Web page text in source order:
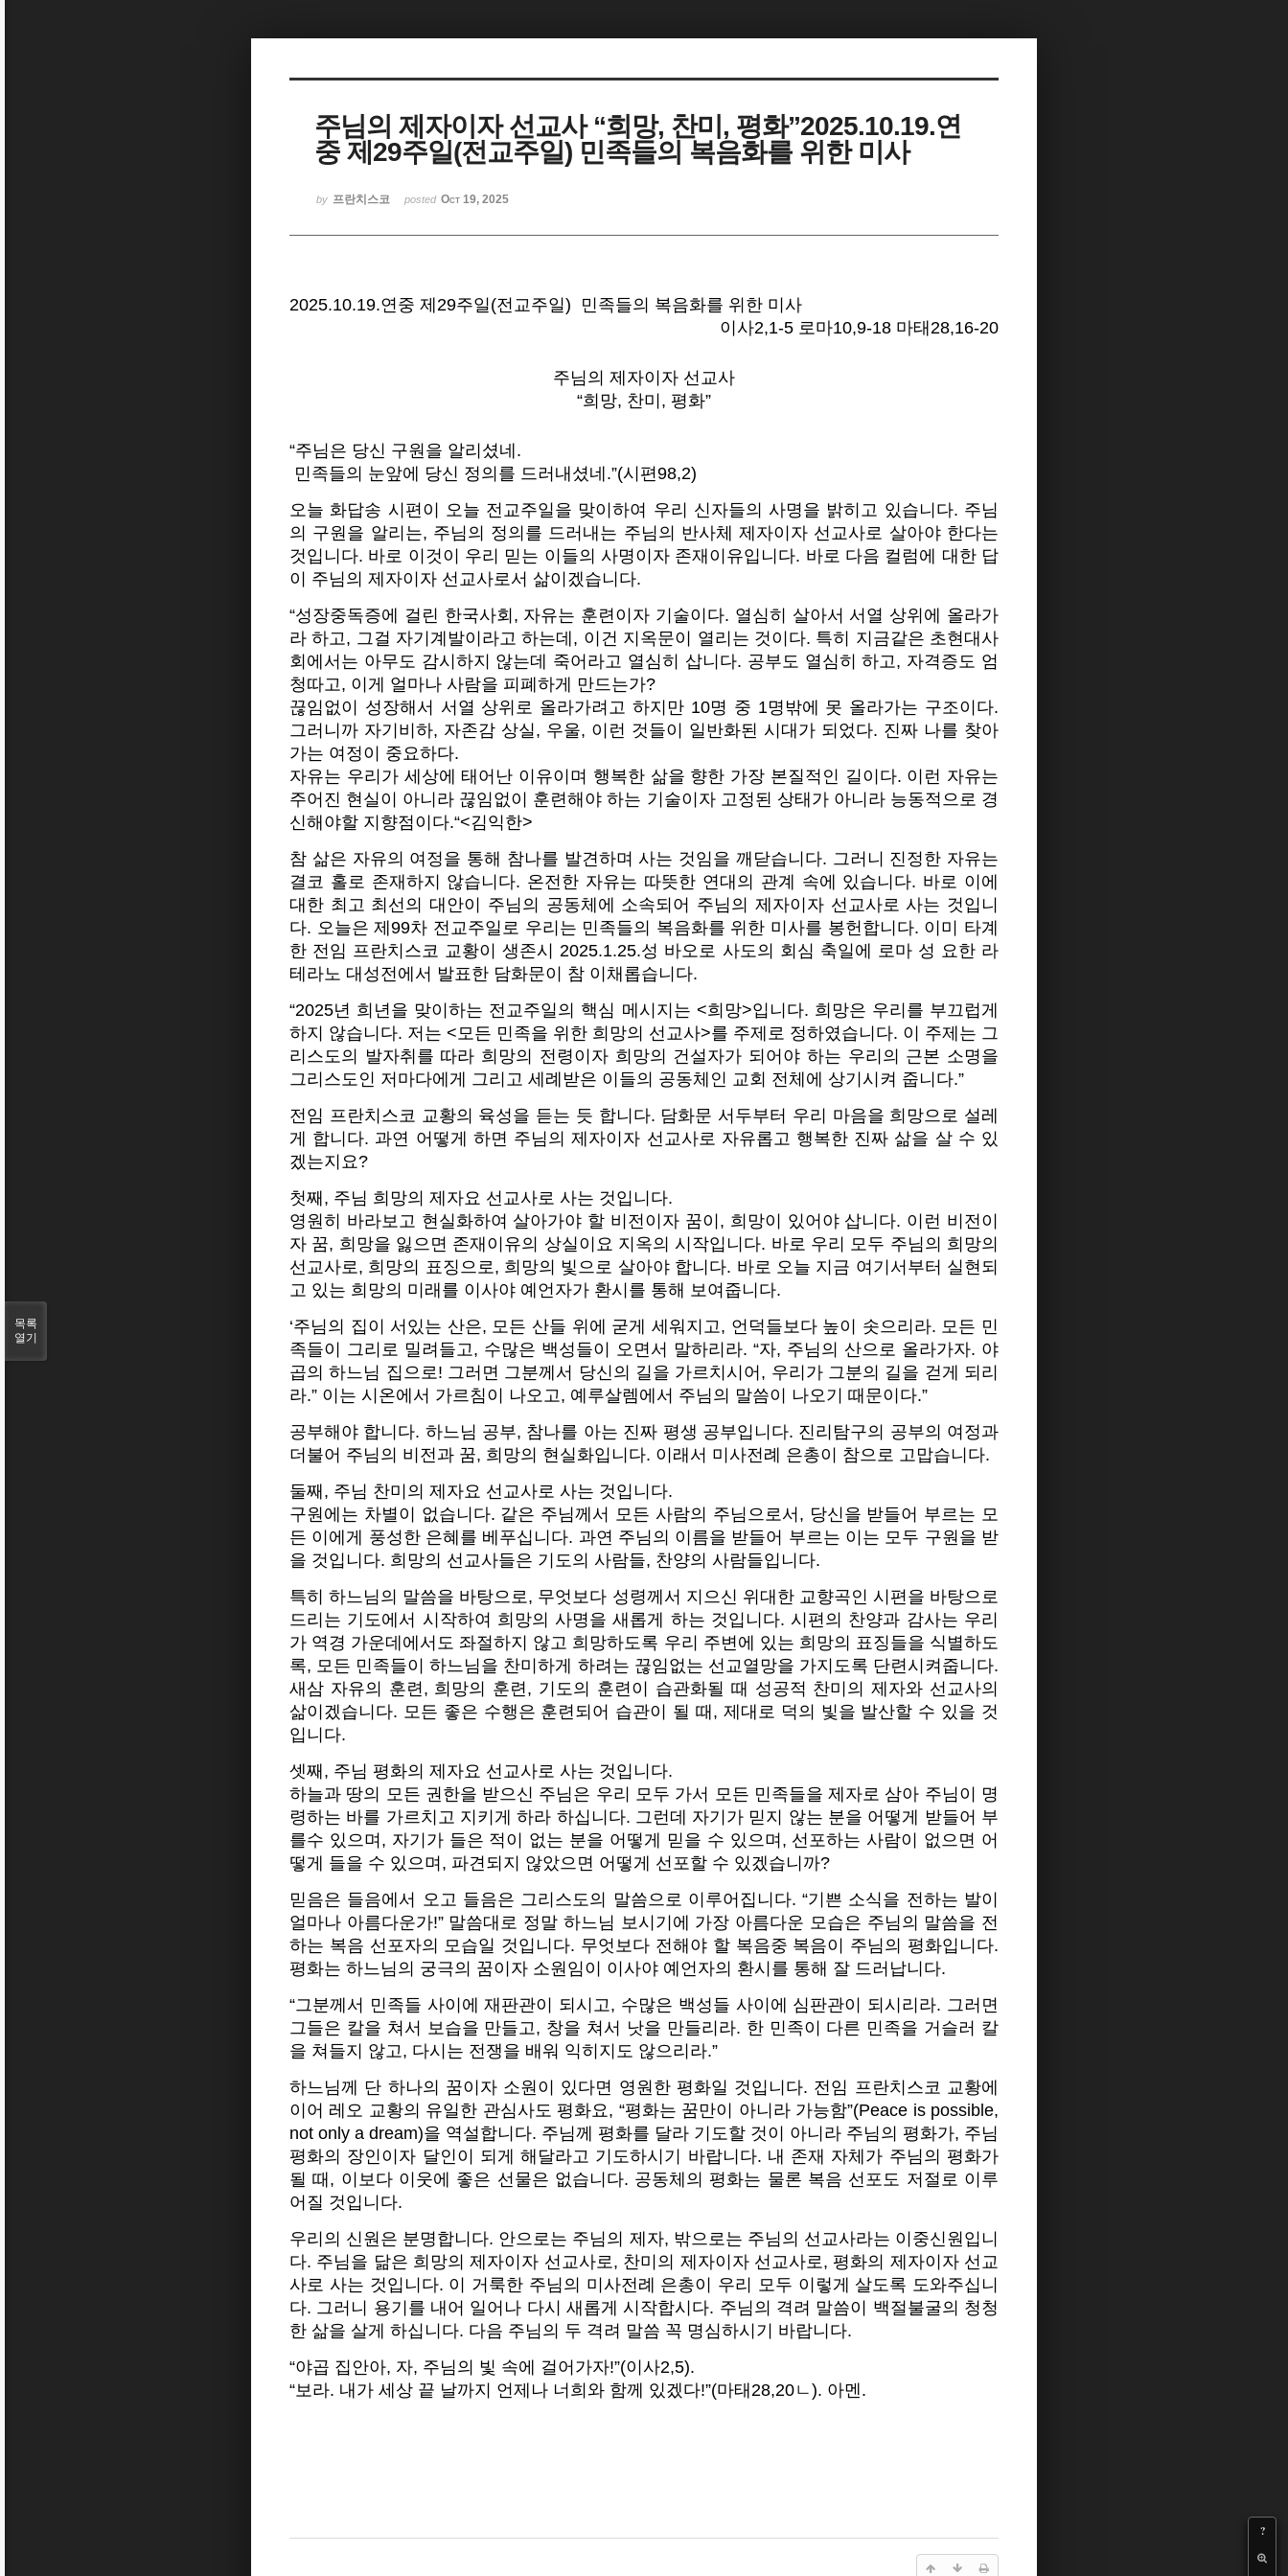
주님의 제자이자 선교사 “희망, 찬미, 평화”2025.10.19.연
중 제29주일(전교주일) 민족들의 복음화를 위한 미사
by 프란치스코 posted Oct 19, 2025
?
2025.10.19.연중 제29주일(전교주일)
민족들의 복음화를 위한 미사
이사2,1-5 로마10,9-18 마태28,16-20
주님의 제자이자 선교사
“희망, 찬미, 평화”
“주님은 당신 구원을 알리셨네.
민족들의 눈앞에 당신 정의를 드러내셨네.”(시편98,2)
오늘 화답송 시편이 오늘 전교주일을 맞이하여 우리 신자들의 사명을 밝히고 있습니다. 주님
의 구원을 알리는, 주님의 정의를 드러내는 주님의 반사체 제자이자 선교사로 살아야 한다는
것입니다. 바로 이것이 우리 믿는 이들의 사명이자 존재이유입니다. 바로 다음 컬럼에 대한 답
이 주님의 제자이자 선교사로서 삶이겠습니다.
“성장중독증에 걸린 한국사회, 자유는 훈련이자 기술이다. 열심히 살아서 서열 상위에 올라가
라 하고, 그걸 자기계발이라고 하는데, 이건 지옥문이 열리는 것이다. 특히 지금같은 초현대사
회에서는 아무도 감시하지 않는데 죽어라고 열심히 삽니다. 공부도 열심히 하고, 자격증도 엄
청따고, 이게 얼마나 사람을 피폐하게 만드는가?
끊임없이 성장해서 서열 상위로 올라가려고 하지만 10명 중 1명밖에 못 올라가는 구조이다.
그러니까 자기비하, 자존감 상실, 우울, 이런 것들이 일반화된 시대가 되었다. 진짜 나를 찾아
가는 여정이 중요하다.
자유는 우리가 세상에 태어난 이유이며 행복한 삶을 향한 가장 본질적인 길이다. 이런 자유는
주어진 현실이 아니라 끊임없이 훈련해야 하는 기술이자 고정된 상태가 아니라 능동적으로 경
신해야할 지향점이다.“<김익한>
참 삶은 자유의 여정을 통해 참나를 발견하며 사는 것임을 깨닫습니다. 그러니 진정한 자유는
결코 홀로 존재하지 않습니다. 온전한 자유는 따뜻한 연대의 관계 속에 있습니다. 바로 이에
대한 최고 최선의 대안이 주님의 공동체에 소속되어 주님의 제자이자 선교사로 사는 것입니
다. 오늘은 제99차 전교주일로 우리는 민족들의 복음화를 위한 미사를 봉헌합니다. 이미 타계
한 전임 프란치스코 교황이 생존시 2025.1.25.성 바오로 사도의 회심 축일에 로마 성 요한 라
테라노 대성전에서 발표한 담화문이 참 이채롭습니다.
“2025년 희년을 맞이하는 전교주일의 핵심 메시지는 <희망>입니다. 희망은 우리를 부끄럽게
하지 않습니다. 저는 <모든 민족을 위한 희망의 선교사>를 주제로 정하였습니다. 이 주제는 그
리스도의 발자취를 따라 희망의 전령이자 희망의 건설자가 되어야 하는 우리의 근본 소명을
그리스도인 저마다에게 그리고 세례받은 이들의 공동체인 교회 전체에 상기시켜 줍니다.”
전임 프란치스코 교황의 육성을 듣는 듯 합니다. 담화문 서두부터 우리 마음을 희망으로 설레
게 합니다. 과연 어떻게 하면 주님의 제자이자 선교사로 자유롭고 행복한 진짜 삶을 살 수 있
겠는지요?
첫째, 주님 희망의 제자요 선교사로 사는 것입니다.
영원히 바라보고 현실화하여 살아가야 할 비전이자 꿈이, 희망이 있어야 삽니다. 이런 비전이
자 꿈, 희망을 잃으면 존재이유의 상실이요 지옥의 시작입니다. 바로 우리 모두 주님의 희망의
선교사로, 희망의 표징으로, 희망의 빛으로 살아야 합니다. 바로 오늘 지금 여기서부터 실현되
고 있는 희망의 미래를 이사야 예언자가 환시를 통해 보여줍니다.
‘주님의 집이 서있는 산은, 모든 산들 위에 굳게 세워지고, 언덕들보다 높이 솟으리라. 모든 민
족들이 그리로 밀려들고, 수많은 백성들이 오면서 말하리라. “자, 주님의 산으로 올라가자. 야
곱의 하느님 집으로! 그러면 그분께서 당신의 길을 가르치시어, 우리가 그분의 길을 걷게 되리
라.” 이는 시온에서 가르침이 나오고, 예루살렘에서 주님의 말씀이 나오기 때문이다.”
공부해야 합니다. 하느님 공부, 참나를 아는 진짜 평생 공부입니다. 진리탐구의 공부의 여정과
더불어 주님의 비전과 꿈, 희망의 현실화입니다. 이래서 미사전례 은총이 참으로 고맙습니다.
둘째, 주님 찬미의 제자요 선교사로 사는 것입니다.
구원에는 차별이 없습니다. 같은 주님께서 모든 사람의 주님으로서, 당신을 받들어 부르는 모
든 이에게 풍성한 은혜를 베푸십니다. 과연 주님의 이름을 받들어 부르는 이는 모두 구원을 받
을 것입니다. 희망의 선교사들은 기도의 사람들, 찬양의 사람들입니다.
특히 하느님의 말씀을 바탕으로, 무엇보다 성령께서 지으신 위대한 교향곡인 시편을 바탕으로
드리는 기도에서 시작하여 희망의 사명을 새롭게 하는 것입니다. 시편의 찬양과 감사는 우리
가 역경 가운데에서도 좌절하지 않고 희망하도록 우리 주변에 있는 희망의 표징들을 식별하도
록, 모든 민족들이 하느님을 찬미하게 하려는 끊임없는 선교열망을 가지도록 단련시켜줍니다.
새삼 자유의 훈련, 희망의 훈련, 기도의 훈련이 습관화될 때 성공적 찬미의 제자와 선교사의
삶이겠습니다. 모든 좋은 수행은 훈련되어 습관이 될 때, 제대로 덕의 빛을 발산할 수 있을 것
입니다.
셋째, 주님 평화의 제자요 선교사로 사는 것입니다.
하늘과 땅의 모든 권한을 받으신 주님은 우리 모두 가서 모든 민족들을 제자로 삼아 주님이 명
령하는 바를 가르치고 지키게 하라 하십니다. 그런데 자기가 믿지 않는 분을 어떻게 받들어 부
를수 있으며, 자기가 들은 적이 없는 분을 어떻게 믿을 수 있으며, 선포하는 사람이 없으면 어
떻게 들을 수 있으며, 파견되지 않았으면 어떻게 선포할 수 있겠습니까?
믿음은 들음에서 오고 들음은 그리스도의 말씀으로 이루어집니다. “기쁜 소식을 전하는 발이
얼마나 아름다운가!” 말씀대로 정말 하느님 보시기에 가장 아름다운 모습은 주님의 말씀을 전
하는 복음 선포자의 모습일 것입니다. 무엇보다 전해야 할 복음중 복음이 주님의 평화입니다.
평화는 하느님의 궁극의 꿈이자 소원임이 이사야 예언자의 환시를 통해 잘 드러납니다.
“그분께서 민족들 사이에 재판관이 되시고, 수많은 백성들 사이에 심판관이 되시리라. 그러면
그들은 칼을 쳐서 보습을 만들고, 창을 쳐서 낫을 만들리라. 한 민족이 다른 민족을 거슬러 칼
을 쳐들지 않고, 다시는 전쟁을 배워 익히지도 않으리라.”
하느님께 단 하나의 꿈이자 소원이 있다면 영원한 평화일 것입니다. 전임 프란치스코 교황에
이어 레오 교황의 유일한 관심사도 평화요, “평화는 꿈만이 아니라 가능함”(Peace is possible,
not only a dream)을 역설합니다. 주님께 평화를 달라 기도할 것이 아니라 주님의 평화가, 주님
평화의 장인이자 달인이 되게 해달라고 기도하시기 바랍니다. 내 존재 자체가 주님의 평화가
될 때, 이보다 이웃에 좋은 선물은 없습니다. 공동체의 평화는 물론 복음 선포도 저절로 이루
어질 것입니다.
우리의 신원은 분명합니다. 안으로는 주님의 제자, 밖으로는 주님의 선교사라는 이중신원입니
다. 주님을 닮은 희망의 제자이자 선교사로, 찬미의 제자이자 선교사로, 평화의 제자이자 선교
사로 사는 것입니다. 이 거룩한 주님의 미사전례 은총이 우리 모두 이렇게 살도록 도와주십니
다. 그러니 용기를 내어 일어나 다시 새롭게 시작합시다. 주님의 격려 말씀이 백절불굴의 청청
한 삶을 살게 하십니다. 다음 주님의 두 격려 말씀 꼭 명심하시기 바랍니다.
“야곱 집안아, 자, 주님의 빛 속에 걸어가자!”(이사2,5).
“보라. 내가 세상 끝 날까지 언제나 너희와 함께 있겠다!”(마태28,20ㄴ). 아멘.
목록
열기
Sketchbook5, 스케치북5
Sketchbook5, 스케치북5